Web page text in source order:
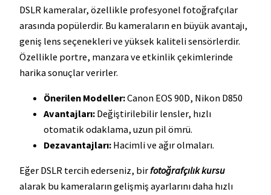
DSLR kameralar, özellikle profesyonel fotoğrafçılar
arasında popülerdir. Bu kameraların en büyük avantajı,
geniş lens seçenekleri ve yüksek kaliteli sensörlerdir.
Özellikle portre, manzara ve etkinlik çekimlerinde
harika sonuçlar verirler.
Önerilen Modeller:Canon EOS 90D, Nikon D850
Avantajları: Değiştirilebilir lensler, hızlı
otomatik odaklama, uzun pil ömrü.
Dezavantajları: Hacimli ve ağır olmaları.
Eğer DSLR tercih ederseniz, birfotoğrafçılık kursu
alarak bu kameraların gelişmiş ayarlarını daha hızlı